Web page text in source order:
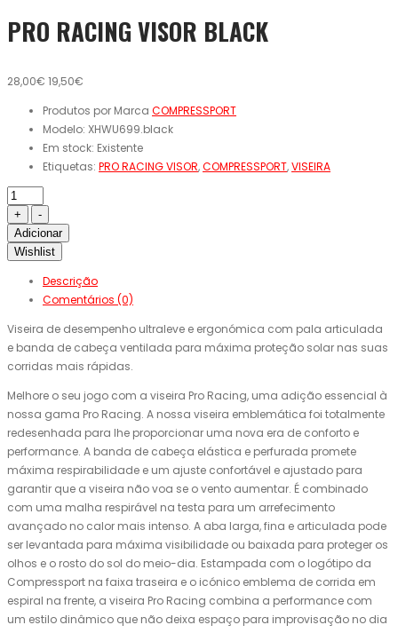
PRO RACING VISOR BLACK
28,00€ 19,50€
Produtos por Marca COMPRESSPORT
Modelo: XHWU699.black
Em stock: Existente
Etiquetas: PRO RACING VISOR,COMPRESSPORT,VISEIRA
Adicionar
Wishlist
Descrição
Comentários (0)
Viseira de desempenho ultraleve e ergonómica com pala articulada
e banda de cabeça ventilada para máxima proteção solar nas suas
corridas mais rápidas.
Melhore o seu jogo com a viseira Pro Racing, uma adição essencial à
nossa gama Pro Racing. A nossa viseira emblemática foi totalmente
redesenhada para lhe proporcionar uma nova era de conforto e
performance. A banda de cabeça elástica e perfurada promete
máxima respirabilidade e um ajuste confortável e ajustado para
garantir que a viseira não voa se o vento aumentar. É combinado
com uma malha respirável na testa para um arrefecimento
avançado no calor mais intenso. A aba larga, fina e articulada pode
ser levantada para máxima visibilidade ou baixada para proteger os
olhos e o rosto do sol do meio-dia. Estampada com o logótipo da
Compressport na faixa traseira e o icónico emblema de corrida em
espiral na frente, a viseira Pro Racing combina a performance com
um estilo dinâmico que não deixa espaço para improvisação no dia